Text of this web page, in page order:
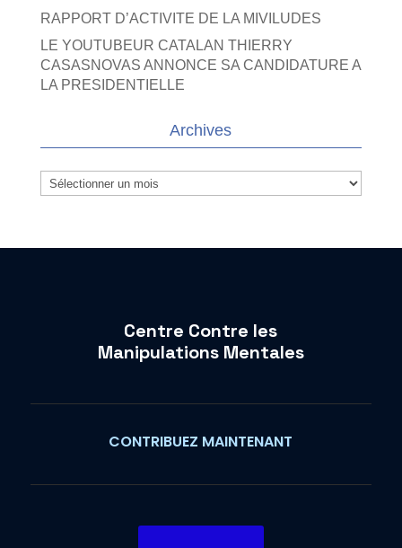
RAPPORT D’ACTIVITE DE LA MIVILUDES
LE YOUTUBEUR CATALAN THIERRY
CASASNOVAS ANNONCE SA CANDIDATURE A
LA PRESIDENTIELLE
Archives
Archives
Centre Contre les
Manipulations Mentales
CONTRIBUEZ MAINTENANT